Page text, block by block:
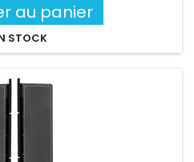
au panier
STOCK